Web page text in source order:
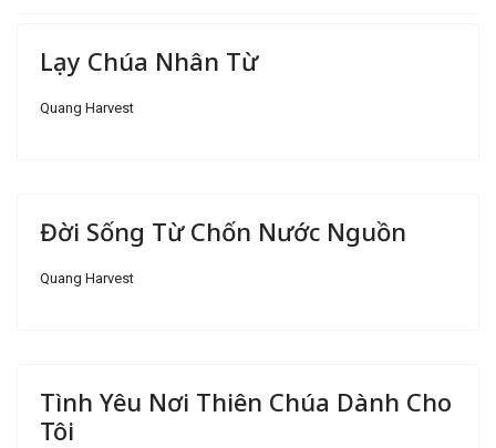
Lạy Chúa Nhân Từ
Quang Harvest
Đời Sống Từ Chốn Nước Nguồn
Quang Harvest
Tình Yêu Nơi Thiên Chúa Dành Cho
Tôi